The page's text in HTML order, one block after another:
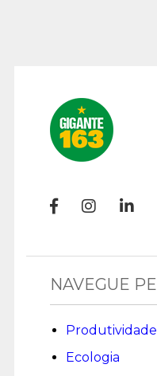
NAVEGUE
Produtividade
Ecologia